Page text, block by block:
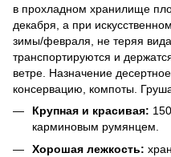
в прохладном хранилище
декабря, а при
зимы/февраля, не теряя
транспортируются и
ветре. Назначение
консервацию, компоты.
Крупная и красивая:
карминовым румянцем.
Хорошая лежкость: